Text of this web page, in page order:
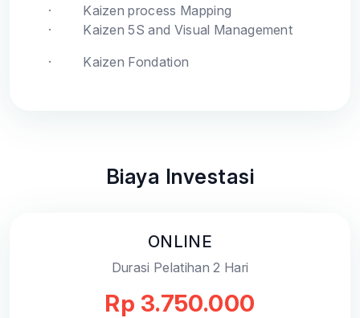
·
Kaizen process Mapping
·
Kaizen 5S and Visual Management
·
Kaizen Fondation
Biaya Investasi
ONLINE
Durasi Pelatihan 2 Hari
Rp 3.750.000